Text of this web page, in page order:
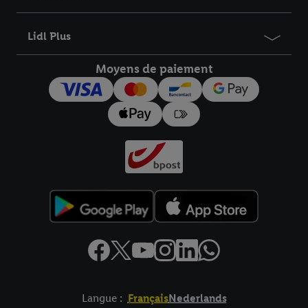
Lidl Plus
Moyens de paiement
Langue : FrançaisNederlands